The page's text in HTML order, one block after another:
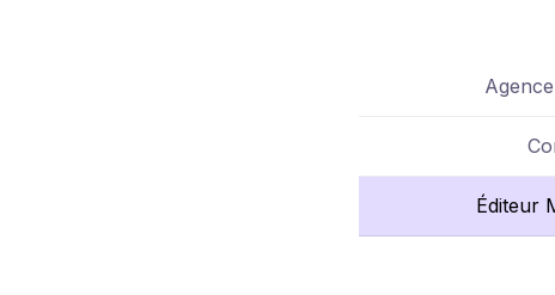
Éditeur